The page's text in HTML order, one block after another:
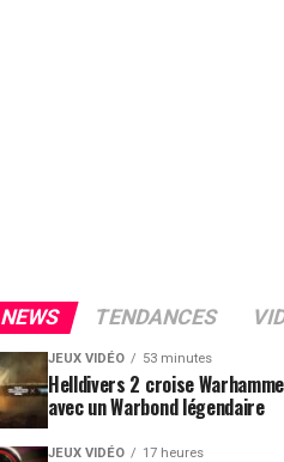
NEWS TENDANCES
JEUX VIDÉO 53 minutes
Helldivers 2 croise
avec un Warbond légendaire
JEUX VIDÉO 17 heures